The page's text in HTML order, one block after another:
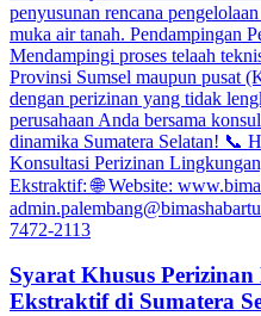
Syarat Khusus
Ekstraktif di Sumatera